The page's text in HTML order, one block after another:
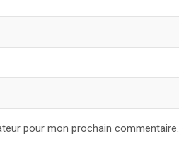
pour mon prochain commentaire.